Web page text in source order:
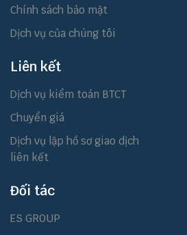
Chính sách bảo mật
Dịch vụ của chúng tôi
Liên kết
Dịch vụ kiểm toán BTCT
Chuyển giá
Dịch vụ lập hồ sơ giao dịch
liên kết
Đối tác
ES GROUP